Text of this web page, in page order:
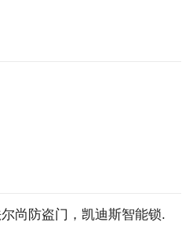
尚防盗门，凯迪斯智能锁.